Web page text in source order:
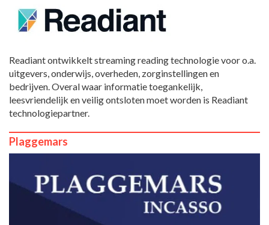
Readiant ontwikkelt streaming reading technologie voor o.a.
uitgevers, onderwijs, overheden, zorginstellingen en
bedrijven. Overal waar informatie toegankelijk,
leesvriendelijk en veilig ontsloten moet worden is Readiant
technologiepartner.
Plaggemars